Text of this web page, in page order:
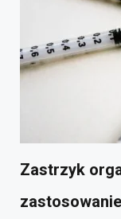
Zastrzyk